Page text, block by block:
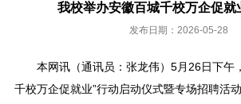
我校举办安徽百城千校万企促就
发布日期：2026-05-28
本网讯（通讯员：张龙伟）5月26日下午
千校万企促就业”行动启动仪式暨专场招聘活